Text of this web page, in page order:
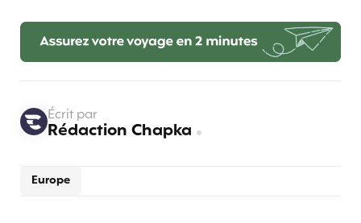
Europe
Écrit par
Rédaction Chapka